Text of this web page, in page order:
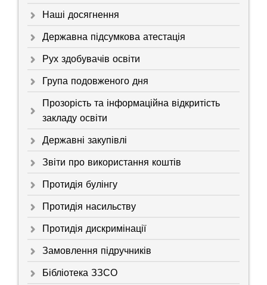
Наші досягнення
Державна підсумкова атестація
Рух здобувачів освіти
Група подовженого дня
Прозорість та інформаційна відкритість
закладу освіти
Державні закупівлі
Звіти про використання коштів
Протидія булінгу
Протидія насильству
Протидія дискримінації
Замовлення підручників
Бібліотека ЗЗСО